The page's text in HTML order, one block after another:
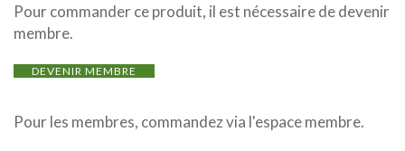
Pour commander ce produit, il est nécessaire de devenir
membre.
DEVENIR MEMBRE
Pour les membres, commandez via l'espace membre.